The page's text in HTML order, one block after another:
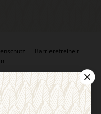
Barrierefreiheit
online kündigen